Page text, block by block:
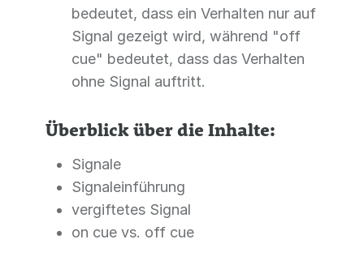
bedeutet, dass ein Verhalten nur auf
Signal gezeigt wird, während "off
cue" bedeutet, dass das Verhalten
ohne Signal auftritt.
Überblick über die Inhalte:
Signale
Signaleinführung
vergiftetes Signal
on cue vs. off cue